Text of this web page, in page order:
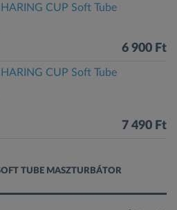
CUP Soft Tube
6 900 Ft
CUP Soft Tube
7 490 Ft
TUBE MASZTURBÁTOR